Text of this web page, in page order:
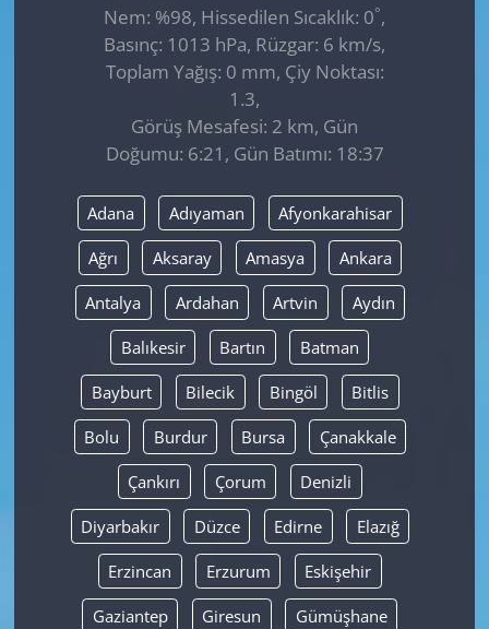
Nem: %98, Hissedilen Sıcaklık: 0°,
Basınç: 1013 hPa, Rüzgar: 6 km/s,
Toplam Yağış: 0 mm, Çiy Noktası:
1.3,
Görüş Mesafesi: 2 km, Gün
Doğumu: 6:21, Gün Batımı: 18:37
Adana Adıyaman Afyonkarahisar
Ağrı Aksaray Amasya Ankara
Antalya Ardahan Artvin Aydın
Balıkesir Bartın Batman
Bayburt Bilecik Bingöl Bitlis
Bolu Burdur Bursa Çanakkale
Çankırı Çorum Denizli
Diyarbakır Düzce Edirne Elazığ
Erzincan Erzurum Eskişehir
Gaziantep Giresun Gümüşhane
SAĞLIK
SİYASET